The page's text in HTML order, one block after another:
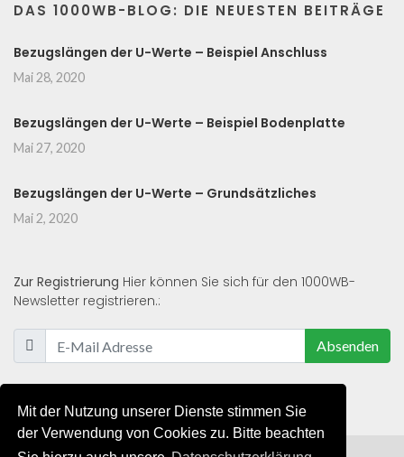
Mit der Nutzung unserer Dienste stimmen Sie
der Verwendung von Cookies zu. Bitte beachten
DAS 1000WB-BLOG: DIE NEUESTEN BEITRÄGE
Bezugslängen der U-Werte – Beispiel Anschluss
Mai 28, 2020
Bezugslängen der U-Werte – Beispiel Bodenplatte
Mai 27, 2020
Bezugslängen der U-Werte – Grundsätzliches
Mai 2, 2020
Zur Registrierung Hier können Sie sich für den 1000WB-
Newsletter registrieren.:
Absenden